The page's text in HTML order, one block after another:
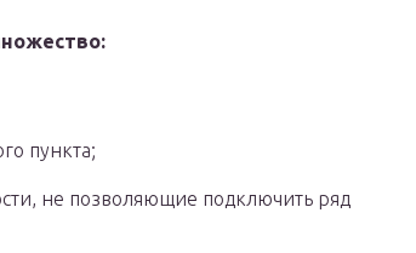
пункта;
не позволяющие подключить ряд